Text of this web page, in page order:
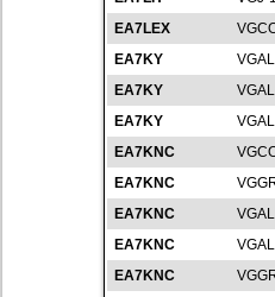
EA7LEX
EA7KY
EA7KY
EA7KY
EA7KNC
EA7KNC
EA7KNC
EA7KNC
EA7KNC